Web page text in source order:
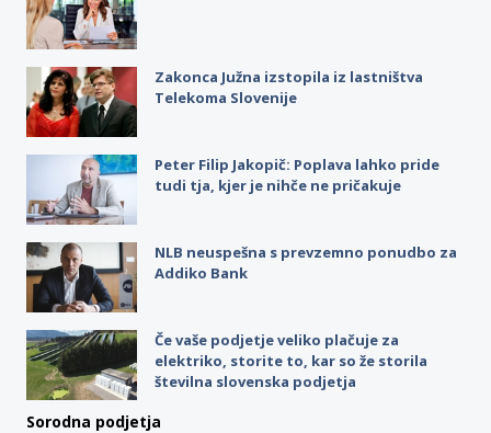
Zakonca Južna izstopila iz lastništva
Telekoma Slovenije
Peter Filip Jakopič: Poplava lahko pride
tudi tja, kjer je nihče ne pričakuje
NLB neuspešna s prevzemno ponudbo za
Addiko Bank
Če vaše podjetje veliko plačuje za
elektriko, storite to, kar so že storila
številna slovenska podjetja
Sorodna podjetja